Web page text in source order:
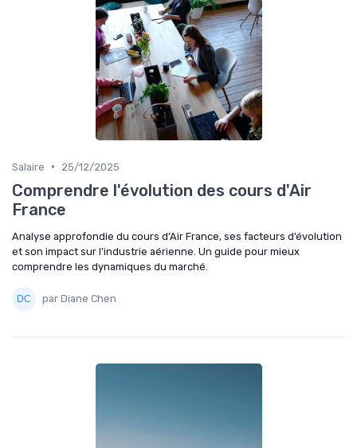
Salaire • 25/12/2025
Comprendre l'évolution des cours d'Air
France
Analyse approfondie du cours d’Air France, ses facteurs d’évolution
et son impact sur l’industrie aérienne. Un guide pour mieux
comprendre les dynamiques du marché.
par Diane Chen